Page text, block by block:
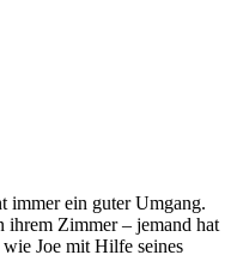
immer ein guter Umgang.
ihrem Zimmer – jemand hat
Joe mit Hilfe seines